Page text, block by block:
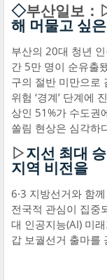
◇부산일보：
해 머물고 싶
부산의 20대 청년
간 5만 명이 순유출
구의 절반 미만으로
위험 ‘경계’ 단계에
상인 51%가 수도권
쏠림 현상은 심각하
▷지선 최대
지역 비전을
6·3 지방선거와 함
전국적 관심이 집중
대 인공지능(AI) 미
갑 보궐선거 출마를